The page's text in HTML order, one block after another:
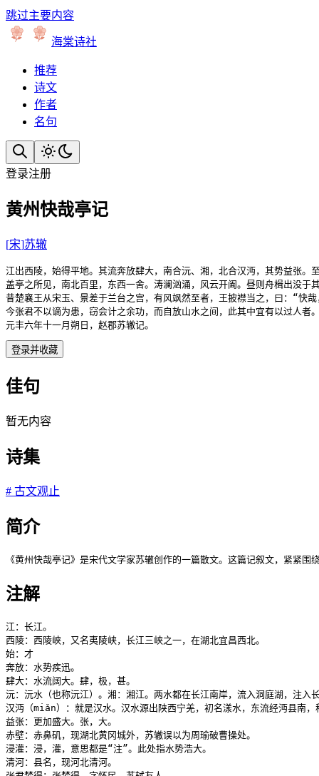
跳过主要内容
海棠诗社
推荐
诗文
作者
名句
登录注册
黄州快哉亭记
[宋]苏辙
江出西陵，始得平地。其流奔放肆大，南合沅、湘，北合汉沔，其势益张
盖亭之所见，南北百里，东西一舍。涛澜汹涌，风云开阖。昼则舟楫出没
昔楚襄王从宋玉、景差于兰台之宫，有风飒然至者，王披襟当之，曰：“快
今张君不以谪为患，窃会计之余功，而自放山水之间，此其中宜有以过人
元丰六年十一月朔日，赵郡苏辙记。
登录并收藏
佳句
暂无内容
诗集
# 古文观止
简介
《黄州快哉亭记》是宋代文学家苏辙创作的一篇散文。这篇记叙文，紧紧
注解
江：长江。
西陵：西陵峡，又名夷陵峡，长江三峡之一，在湖北宜昌西北。
始：才
奔放：水势疾迅。
肆大：水流阔大。肆，极，甚。
沅：沅水（也称沅江）。湘：湘江。两水都在长江南岸，流入洞庭湖，注入
汉沔（miǎn）：就是汉水。汉水源出陕西宁羌，初名漾水，东流经沔县南
益张：更加盛大。张，大。
赤壁：赤鼻矶，现湖北黄冈城外，苏辙误以为周瑜破曹操处。
浸灌：浸，灌，意思都是“注”。此处指水势浩大。
清河：县名，现河北清河。